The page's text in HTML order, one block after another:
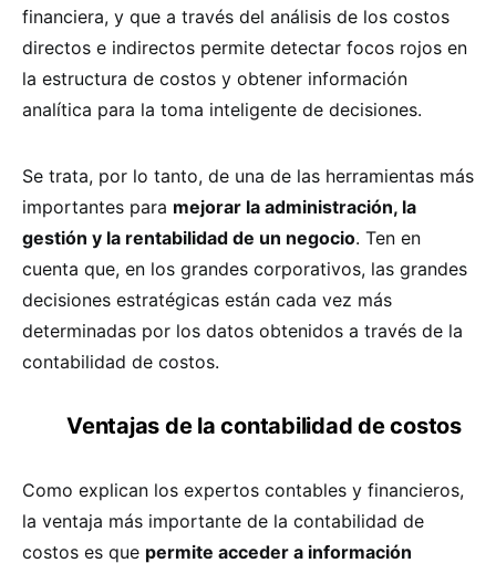
financiera, y que a través del análisis de los costos
directos e indirectos permite detectar focos rojos en
la estructura de costos y obtener información
analítica para la toma inteligente de decisiones.
Se trata, por lo tanto, de una de las herramientas más
importantes para mejorar la administración, la
gestión y la rentabilidad de un negocio. Ten en
cuenta que, en los grandes corporativos, las grandes
decisiones estratégicas están cada vez más
determinadas por los datos obtenidos a través de la
contabilidad de costos.
Ventajas de la contabilidad de costos
Como explican los expertos contables y financieros,
la ventaja más importante de la contabilidad de
costos es que permite acceder a información